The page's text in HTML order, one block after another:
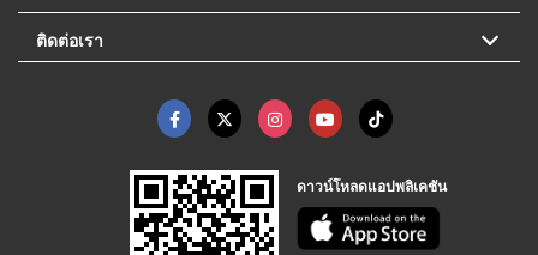
ติดต่อเรา
ดาวน์โหลดแอปพลิเคชัน